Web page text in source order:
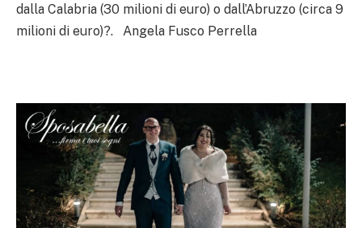
dalla Calabria (30 milioni di euro) o dall’Abruzzo (circa 9
milioni di euro)?. Angela Fusco Perrella